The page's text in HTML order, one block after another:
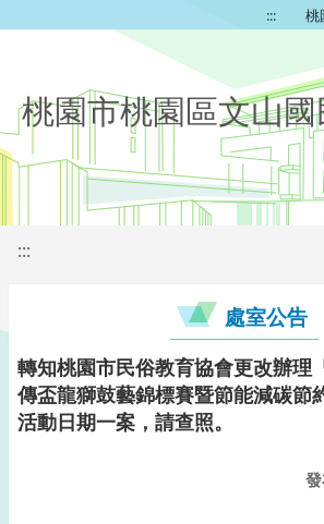
::: 桃
桃園市桃園區文山
:::
處室公告
轉知桃園市民俗教育協會更改辦理
傳盃龍獅鼓藝錦標賽暨節能減碳節
活動日期一案，請查照。